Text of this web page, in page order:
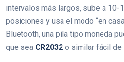
intervalos más largos, sube a 10-
posiciones y usa el modo “en
Bluetooth, una pila tipo moneda
que sea CR2032 o similar fácil de